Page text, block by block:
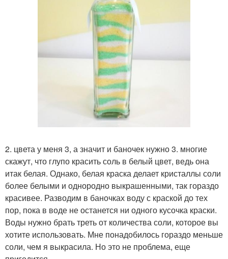
2. цвета у меня 3, а значит и баночек нужно 3. многие
скажут, что глупо красить соль в белый цвет, ведь она
итак белая. Однако, белая краска делает кристаллы соли
более белыми и однородно выкрашенными, так гораздо
красивее. Разводим в баночках воду с краской до тех
пор, пока в воде не останется ни одного кусочка краски.
Воды нужно брать треть от количества соли, которое вы
хотите использовать. Мне понадобилось гораздо меньше
соли, чем я выкрасила. Но это не проблема, еще